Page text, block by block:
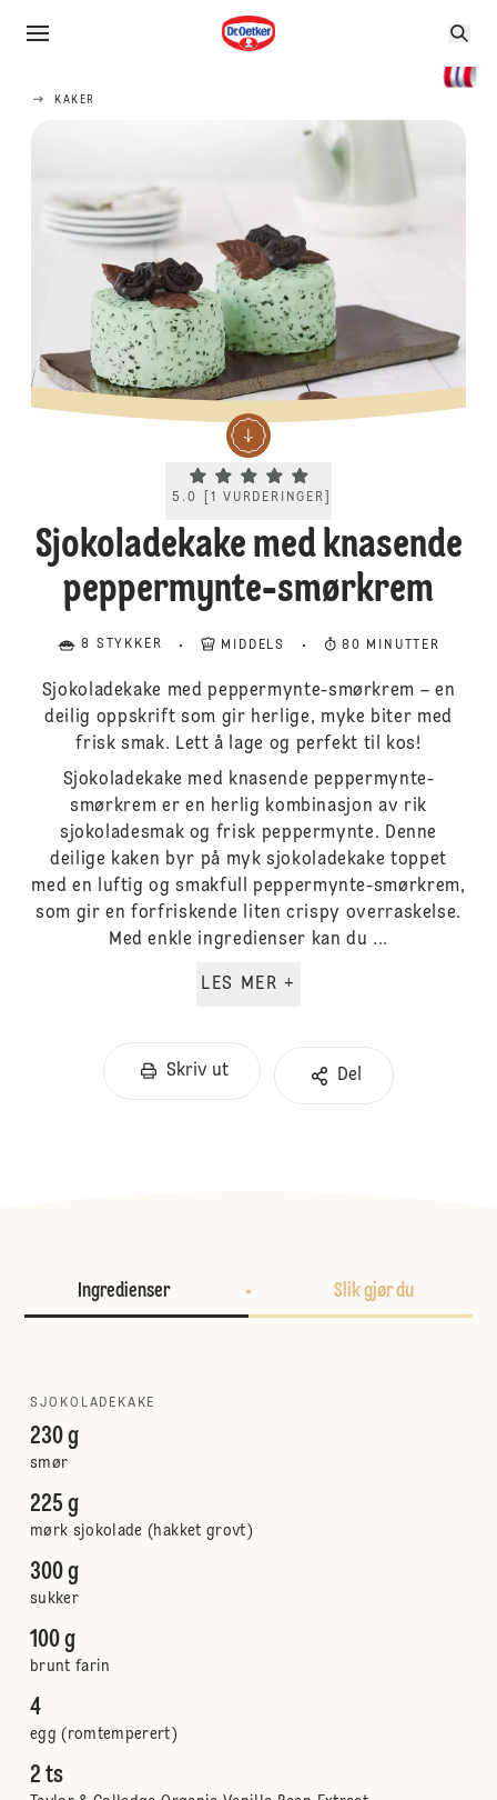
KAKER
Current rating 5.0. Click to rate.
5.0 1 VURDERINGER
Sjokoladekake med knasende
peppermynte-smørkrem
8 STYKKER MIDDELS 80 MINUTTER
Sjokoladekake med peppermynte-smørkrem – en
deilig oppskrift som gir herlige, myke biter med
frisk smak. Lett å lage og perfekt til kos!
Sjokoladekake med knasende peppermynte-
smørkrem er en herlig kombinasjon av rik
sjokoladesmak og frisk peppermynte. Denne
deilige kaken byr på myk sjokoladekake toppet
med en luftig og smakfull peppermynte-smørkrem,
som gir en forfriskende liten crispy overraskelse.
Med enkle ingredienser kan du ...
LES MER +
Skriv ut Del
Ingredienser Slik gjør du
SJOKOLADEKAKE
230 g
smør
225 g
mørk sjokolade (hakket grovt)
300 g
sukker
100 g
brunt farin
4
egg (romtemperert)
2 ts